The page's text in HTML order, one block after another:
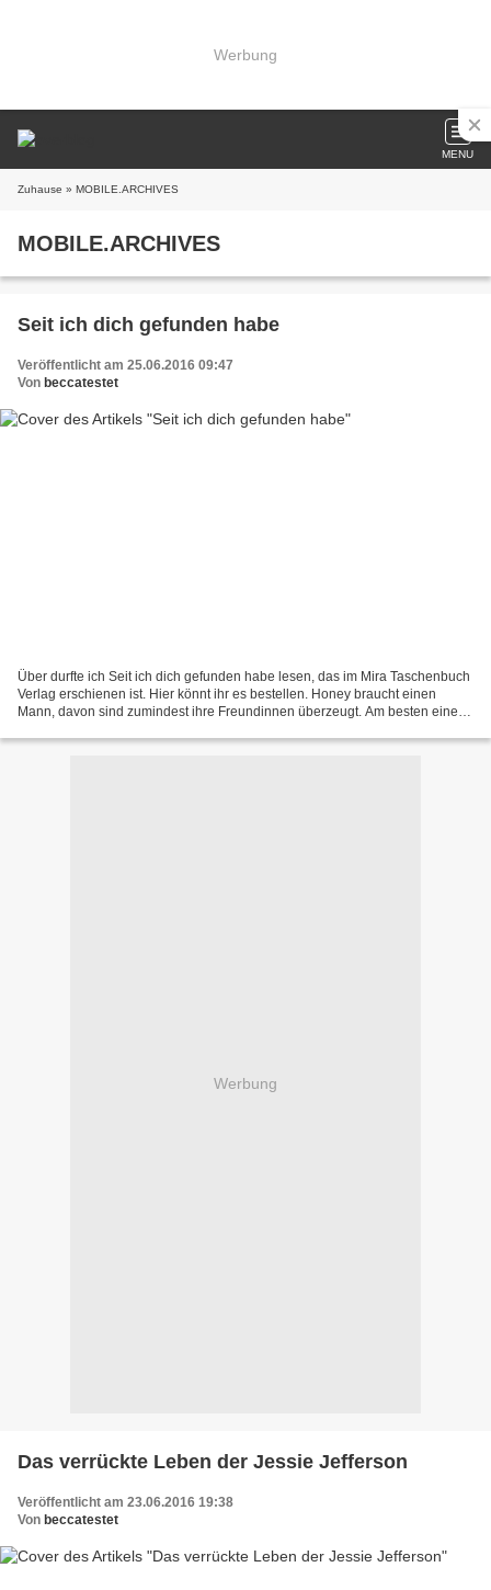
Werbung
MENU
Zuhause » MOBILE.ARCHIVES
MOBILE.ARCHIVES
Seit ich dich gefunden habe
Veröffentlicht am 25.06.2016 09:47
Von beccatestet
Über durfte ich Seit ich dich gefunden habe lesen, das im Mira Taschenbuch
Verlag erschienen ist. Hier könnt ihr es bestellen. Honey braucht einen
Mann, davon sind zumindest ihre Freundinnen überzeugt. Am besten einer,
Werbung
Das verrückte Leben der Jessie Jefferson
Veröffentlicht am 23.06.2016 19:38
Von beccatestet